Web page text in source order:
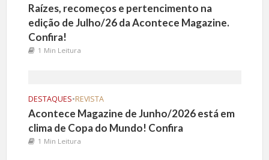
Raízes, recomeços e pertencimento na
edição de Julho/26 da Acontece Magazine.
Confira!
1 Min Leitura
DESTAQUES•REVISTA
Acontece Magazine de Junho/2026 está em
clima de Copa do Mundo! Confira
1 Min Leitura